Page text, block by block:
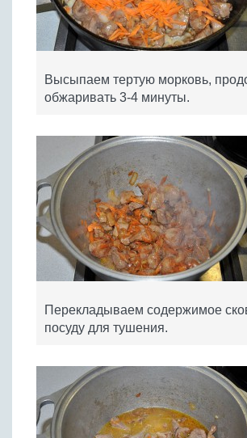
Высыпаем тертую морковь,
обжаривать 3-4 минуты.
Перекладываем содержимое
посуду для тушения.